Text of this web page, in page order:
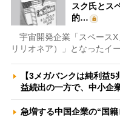
スク氏とス
的…
宇宙開発企業「スペースX
リリオネア）」となったイ
【3メガバンクは純利益
益続出の一方で、中小企
急増する中国企業の“国